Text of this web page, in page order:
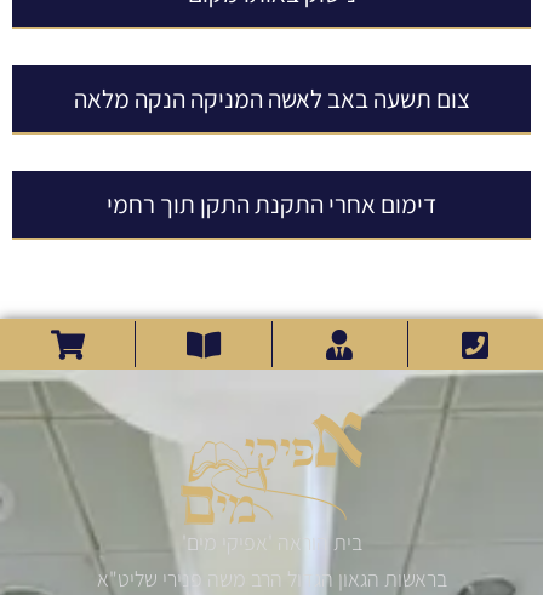
צום תשעה באב לאשה המניקה הנקה מלאה
דימום אחרי התקנת התקן תוך רחמי
בית הוראה 'אפיקי מים'
בראשות הגאון הגדול הרב משה פנירי שליט"א